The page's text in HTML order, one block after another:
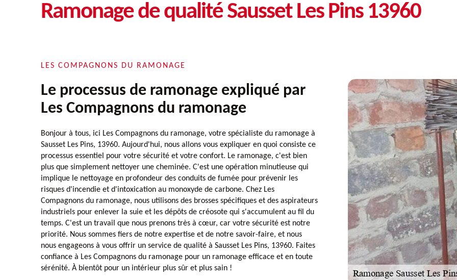
Ramonage de qualité Sausset Les Pins 13960
LES COMPAGNONS DU RAMONAGE
Le processus de ramonage expliqué par
Les Compagnons du ramonage
Bonjour à tous, ici Les Compagnons du ramonage, votre spécialiste du ramonage à
Sausset Les Pins, 13960. Aujourd'hui, nous allons vous expliquer en quoi consiste ce
processus essentiel pour votre sécurité et votre confort. Le ramonage, c'est bien
plus que simplement nettoyer une cheminée. C'est une opération minutieuse qui
implique le nettoyage en profondeur des conduits de fumée pour prévenir les
risques d'incendie et d'intoxication au monoxyde de carbone. Chez Les
Compagnons du ramonage, nous utilisons des brosses spécifiques et des aspirateurs
industriels pour enlever la suie et les dépôts de créosote qui s'accumulent au fil du
temps. C'est un travail que nous prenons très à cœur, car votre sécurité est notre
priorité. Nous sommes fiers de notre expertise et de notre savoir-faire, et nous
nous engageons à vous offrir un service de qualité à Sausset Les Pins, 13960. Faites
confiance à Les Compagnons du ramonage pour un ramonage efficace et en toute
sérénité. À bientôt pour un intérieur plus sûr et plus sain !